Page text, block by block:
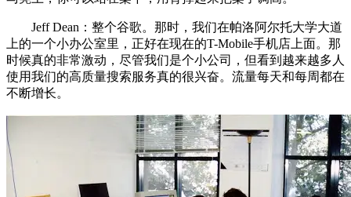
Jeff Dean：整个谷歌。那时，我们在帕洛阿尔托大学大道
上的一个小办公室里，正好在现在的T-Mobile手机店上面。那
时候真的非常激动，尽管我们是个小公司，但看到越来越多人
使用我们的高质量搜索服务真的很兴奋。流量每天和每周都在
不断增长。